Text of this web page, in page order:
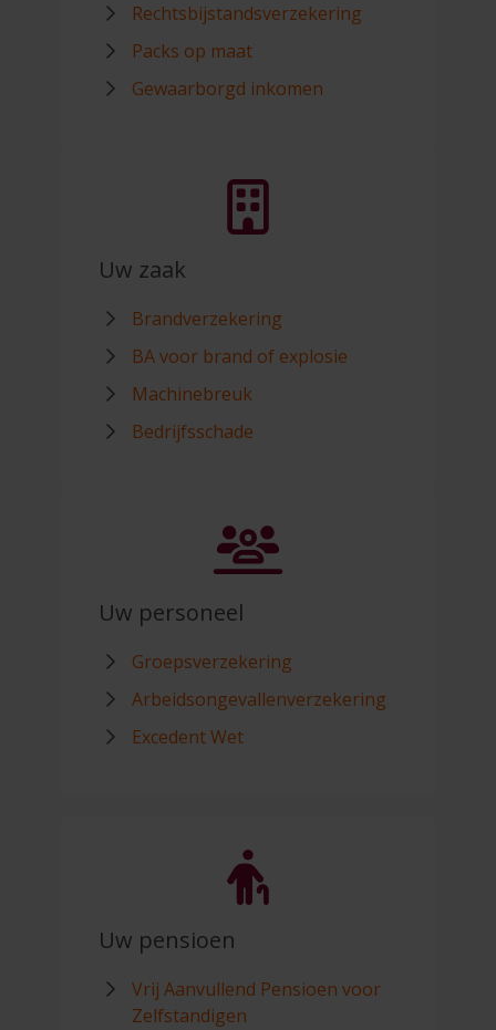
Rechtsbijstandsverzekering
Packs op maat
Gewaarborgd inkomen
Uw zaak
Brandverzekering
BA voor brand of explosie
Machinebreuk
Bedrijfsschade
Uw personeel
Groepsverzekering
Arbeidsongevallenverzekering
Excedent Wet
Uw pensioen
Vrij Aanvullend Pensioen voor
Zelfstandigen